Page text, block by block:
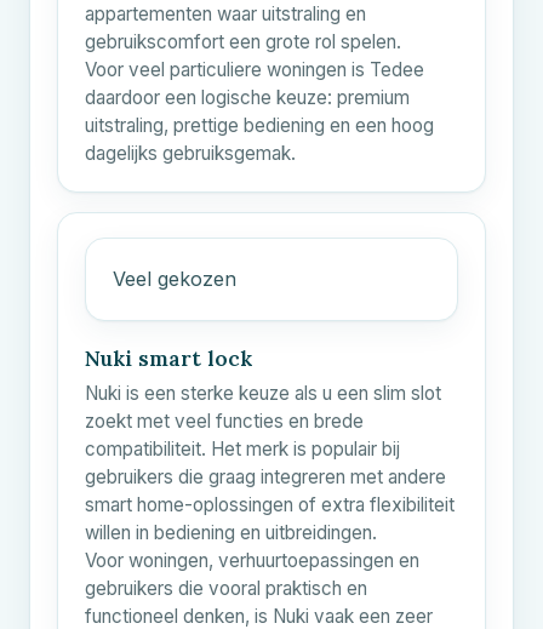
appartementen waar uitstraling en
gebruikscomfort een grote rol spelen.
Voor veel particuliere woningen is Tedee
daardoor een logische keuze: premium
uitstraling, prettige bediening en een hoog
dagelijks gebruiksgemak.
Veel gekozen
Nuki smart lock
Nuki is een sterke keuze als u een slim slot
zoekt met veel functies en brede
compatibiliteit. Het merk is populair bij
gebruikers die graag integreren met andere
smart home-oplossingen of extra flexibiliteit
willen in bediening en uitbreidingen.
Voor woningen, verhuurtoepassingen en
gebruikers die vooral praktisch en
functioneel denken, is Nuki vaak een zeer